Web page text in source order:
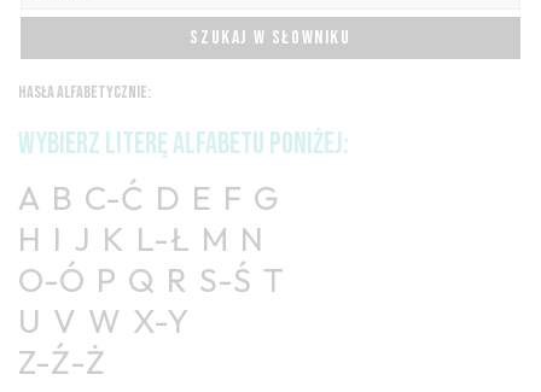
SZUKAJ W SŁOWNIKU
HASŁA ALFABETYCZNIE:
WYBIERZ LITERĘ ALFABETU PONIŻEJ:
A B C-Ć D E F G
H I J K L-Ł M N
O-Ó P Q R S-Ś T
U V W X-Y
Z-Ź-Ż